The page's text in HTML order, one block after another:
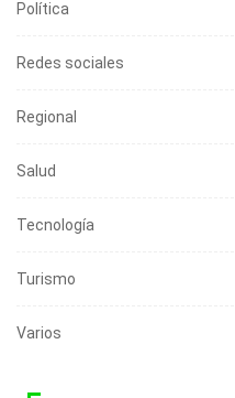
Política
Redes sociales
Regional
Salud
Tecnología
Turismo
Varios